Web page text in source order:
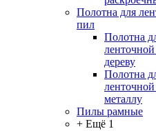
Полотна для
пил
Полотна
дереву
Полотна
металлу
Пилы рамные
+ Ещё 1